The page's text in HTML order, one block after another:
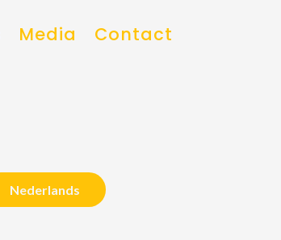
Media Contact
Nederlands